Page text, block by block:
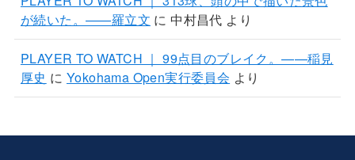
が続いた。——羅立文 に 中村昌代 より
PLAYER TO WATCH ｜ 99点目のブレイク。——稲見
厚史 に Yokohama Open実行委員会 より